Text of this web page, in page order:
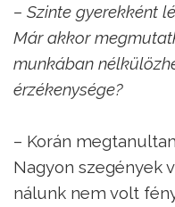
– Szinte gyerekként
Már akkor
munkában
érzékenysége?
– Korán
Nagyon szegények
nálunk nem volt